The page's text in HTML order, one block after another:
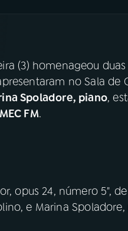
(3) homenageou
no Sala
Spoladore, piano,
FM.
opus 24, número 5",
e Marina